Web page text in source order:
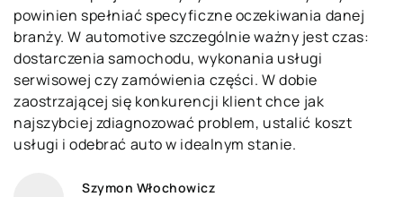
powinien spełniać specyficzne oczekiwania danej
branży. W automotive szczególnie ważny jest czas:
dostarczenia samochodu, wykonania usługi
serwisowej czy zamówienia części. W dobie
zaostrzającej się konkurencji klient chce jak
najszybciej zdiagnozować problem, ustalić koszt
usługi i odebrać auto w idealnym stanie.
Szymon Włochowicz